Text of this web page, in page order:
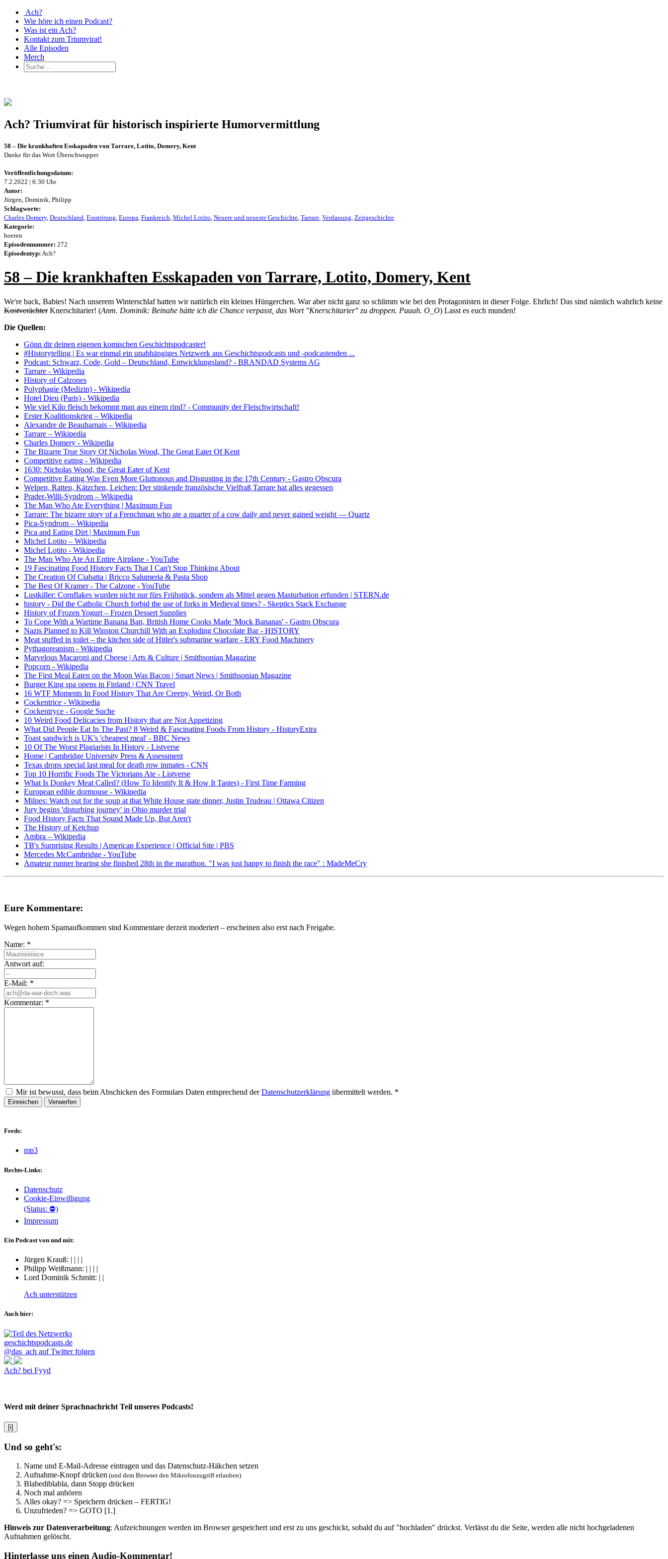
Ach?
Wie höre ich einen Podcast?
Was ist ein Ach?
Kontakt zum Triumvirat!
Alle Episoden
Merch
Ach? Triumvirat für historisch inspirierte Humorvermittlung
58 – Die krankhaften Esskapaden von Tarrare, Lotito, Domery, Kent
Danke für das Wort Überschwupper
Veröffentlichungsdatum:
7.2.2022 | 6:30 Uhr
Autor:
Jürgen, Dominik, Philipp
Schlagworte:
Charles Domery, Deutschland Essstörung Europa Frankreich Michel Lotito Neuere und neueste Geschichte Tarrare Verdauung Zeitgeschichte
Kategorie:
hoeren
Episodennummer: 272
Episodentyp: Ach?
58 – Die krankhaften Esskapaden von Tarrare, Lotito, Domery, Kent
We're back, Babies! Nach unserem Winterschlaf hatten wir natürlich ein kleines Hüngerchen. War aber nicht ganz so schlimm wie bei den Protagonisten in dieser Folge. Ehrlich! Das sind nämlich wahrlich keine
KostverächterKnerschitarier! (Anm. Dominik: Beinahe hätte ich die Chance verpasst, das Wort "Knerschitarier" zu droppen. Puuuh. O_O) Lasst es euch munden!
Die Quellen:
Gönn dir deinen eigenen komischen Geschichtspodcaster!
#Historytelling | Es war einmal ein unabhängiges Netzwerk aus Geschichtspodcasts und -podcastenden ...
Podcast: Schwarz, Code, Gold – Deutschland, Entwicklungsland? - BRANDAD Systems AG
Tarrare - Wikipedia
History of Calzones
Polyphagie (Medizin) - Wikipedia
Hotel Dieu (Paris) - Wikipedia
Wie viel Kilo fleisch bekommt man aus einem rind? - Community der Fleischwirtschaft!
Erster Koalitionskrieg – Wikipedia
Alexandre de Beauharnais – Wikipedia
Tarrare – Wikipedia
Charles Domery - Wikipedia
The Bizarre True Story Of Nicholas Wood, The Great Eater Of Kent
Competitive eating - Wikipedia
1630: Nicholas Wood, the Great Eater of Kent
Competitive Eating Was Even More Gluttonous and Disgusting in the 17th Century - Gastro Obscura
Welpen, Ratten, Kätzchen, Leichen: Der stinkende französische Vielfraß Tarrare hat alles gegessen
Prader-Willi-Syndrom – Wikipedia
The Man Who Ate Everything | Maximum Fun
Tarrare: The bizarre story of a Frenchman who ate a quarter of a cow daily and never gained weight — Quartz
Pica-Syndrom – Wikipedia
Pica and Eating Dirt | Maximum Fun
Michel Lotito – Wikipedia
Michel Lotito - Wikipedia
The Man Who Ate An Entire Airplane - YouTube
19 Fascinating Food History Facts That I Can't Stop Thinking About
The Creation Of Ciabatta | Bricco Salumeria & Pasta Shop
The Best Of Kramer - The Calzone - YouTube
Lustkiller: Cornflakes wurden nicht nur fürs Frühstück, sondern als Mittel gegen Masturbation erfunden | STERN.de
history - Did the Catholic Church forbid the use of forks in Medieval times? - Skeptics Stack Exchange
History of Frozen Yogurt – Frozen Dessert Supplies
To Cope With a Wartime Banana Ban, British Home Cooks Made 'Mock Bananas' - Gastro Obscura
Nazis Planned to Kill Winston Churchill With an Exploding Chocolate Bar - HISTORY
Meat stuffed in toilet – the kitchen side of Hitler's submarine warfare - ERY Food Machinery
Pythagoreanism - Wikipedia
Marvelous Macaroni and Cheese | Arts & Culture | Smithsonian Magazine
Popcorn - Wikipedia
The First Meal Eaten on the Moon Was Bacon | Smart News | Smithsonian Magazine
Burger King spa opens in Finland | CNN Travel
16 WTF Moments In Food History That Are Creepy, Weird, Or Both
Cockentrice - Wikipedia
Cockentryce - Google Suche
10 Weird Food Delicacies from History that are Not Appetizing
What Did People Eat In The Past? 8 Weird & Fascinating Foods From History - HistoryExtra
Toast sandwich is UK's 'cheapest meal' - BBC News
10 Of The Worst Plagiarists In History - Listverse
Home | Cambridge University Press & Assessment
Texas drops special last meal for death row inmates - CNN
Top 10 Horrific Foods The Victorians Ate - Listverse
What Is Donkey Meat Called? (How To Identify It & How It Tastes) - First Time Farming
European edible dormouse - Wikipedia
Milnes: Watch out for the soup at that White House state dinner, Justin Trudeau | Ottawa Citizen
Jury begins 'disturbing journey' in Ohio murder trial
Food History Facts That Sound Made Up, But Aren't
The History of Ketchup
Ambra – Wikipedia
TB's Surprising Results | American Experience | Official Site | PBS
Mercedes McCambridge - YouTube
Amateur runner hearing she finished 28th in the marathon. "I was just happy to finish the race" : MadeMeCry
Eure Kommentare:
Wegen hohem Spamaufkommen sind Kommentare derzeit moderiert – erscheinen also erst nach Freigabe.
Name: *
Antwort auf:
E-Mail: *
Kommentar: *
Mir ist bewusst, dass beim Abschicken des Formulars Daten entsprechend derDatenschutzerklärung übermittelt werden. *
Einreichen Verwerfen
Feeds:
mp3
Rechts-Links:
Datenschutz
Cookie-Einwilligung
(Status: ⛔)
Impressum
Ein Podcast von und mit:
Jürgen Krauß: | | | |
Philipp Weißmann: | | | |
Lord Dominik Schmitt: | |
Ach unterstützen
Auch hier:
@das_ach auf Twitter folgen
Ach? bei Fyyd
Werd mit deiner Sprachnachricht Teil unseres Podcasts!
[i]
Und so geht's:
Name und E-Mail-Adresse eintragen und das Datenschutz-Häkchen setzen
Aufnahme-Knopf drücken (und dem Browser den Mikrofonzugriff erlauben)
Blabediblabla, dann Stopp drücken
Noch mal anhören
Alles okay? => Speichern drücken – FERTIG!
Unzufrieden? => GOTO [1.]
Hinweis zur Datenverarbeitung: Aufzeichnungen werden im Browser gespeichert und erst zu uns geschickt, sobald du auf "hochladen" drückst. Verlässt du die Seite, werden alle nicht hochgeladenen
Aufnahmen gelöscht.
Hinterlasse uns einen Audio-Kommentar!